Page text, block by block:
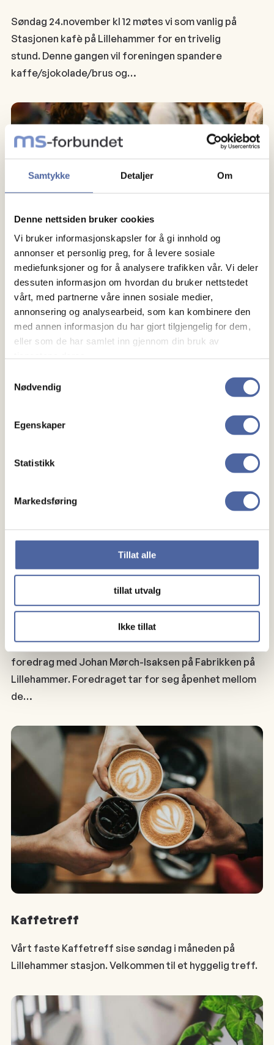
Samtykke Detaljer Om
Denne nettsiden bruker cookies
Vi bruker informasjonskapsler for å gi innhold og
annonser et personlig preg, for å levere sosiale
mediefunksjoner og for å analysere trafikken vår. Vi deler
dessuten informasjon om hvordan du bruker nettstedet
vårt, med partnerne våre innen sosiale medier,
annonsering og analysearbeid, som kan kombinere den
med annen informasjon du har gjort tilgjengelig for dem,
eller som de har samlet inn gjennom din bruk av
Nødvendig
Egenskaper
Statistikk
Markedsføring
Tillat alle
tillat utvalg
Ikke tillat
Søndag 24.november kl 12 møtes vi som vanlig på
Stasjonen kafè på Lillehammer for en trivelig
stund. Denne gangen vil foreningen spandere
kaffe/sjokolade/brus og…
Kan det gå bra når hele livet ble snudd
på hodet?
Et spennende foredrag for alle med MS som har
relasjon til barn. Gjennom Thea Eriksens
engasjerende formidling for du konkrete verktøy til
hvordan…
Pårørende kveld
"Men jeg vil ikke skape mer bekymring" Spennende
foredrag med Johan Mørch-Isaksen på Fabrikken på
Lillehammer. Foredraget tar for seg åpenhet mellom
de…
Kaffetreff
Vårt faste Kaffetreff sise søndag i måneden på
Lillehammer stasjon. Velkommen til et hyggelig treff.